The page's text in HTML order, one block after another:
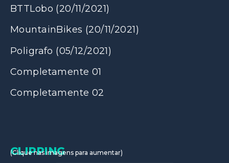
BTTLobo (20/11/2021)
MountainBikes (20/11/2021)
Poligrafo (05/12/2021)
Completamente 01
Completamente 02
CLIPPING
(Clique nas imagens para aumentar)